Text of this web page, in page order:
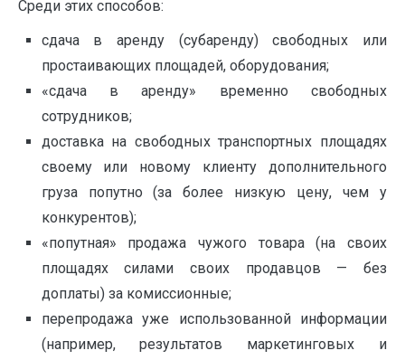
Среди этих способов:
сдача в аренду (субаренду) свободных или
простаивающих площадей, оборудования;
«сдача в аренду» временно свободных
сотрудников;
доставка на свободных транспортных площадях
своему или новому клиенту дополнительного
груза попутно (за более низкую цену, чем у
конкурентов);
«попутная» продажа чужого товара (на своих
площадях силами своих продавцов — без
доплаты) за комиссионные;
перепродажа уже использованной информации
(например, результатов маркетинговых и